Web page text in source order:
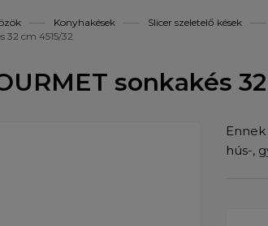
Konyhakések Slicer szeletelő kések
32 cm 4515/32
sonkakés
hús-,